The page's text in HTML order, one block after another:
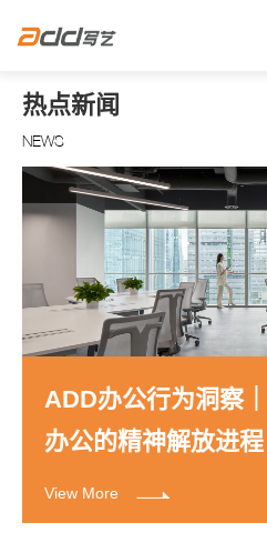
热点新闻
NEWS
ADD办公行为洞察
办公的精神解放进程
View More